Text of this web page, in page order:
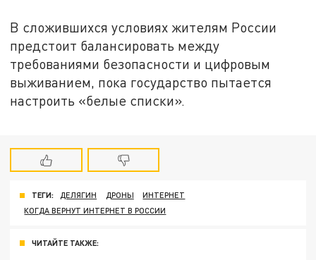
В сложившихся условиях жителям России
предстоит балансировать между
требованиями безопасности и цифровым
выживанием, пока государство пытается
настроить «белые списки».
ТЕГИ: ДЕЛЯГИН ДРОНЫ
ИНТЕРНЕТ
КОГДА ВЕРНУТ ИНТЕРНЕТ В РОССИИ
ЧИТАЙТЕ ТАКЖЕ: